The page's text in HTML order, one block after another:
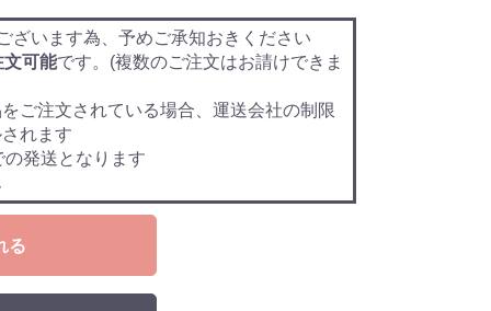
ざいます為、予めご承知おきください
文可能です。(複数のご注文はお請けできま
ご注文されている場合、運送会社の制限
れます
の発送となります
る